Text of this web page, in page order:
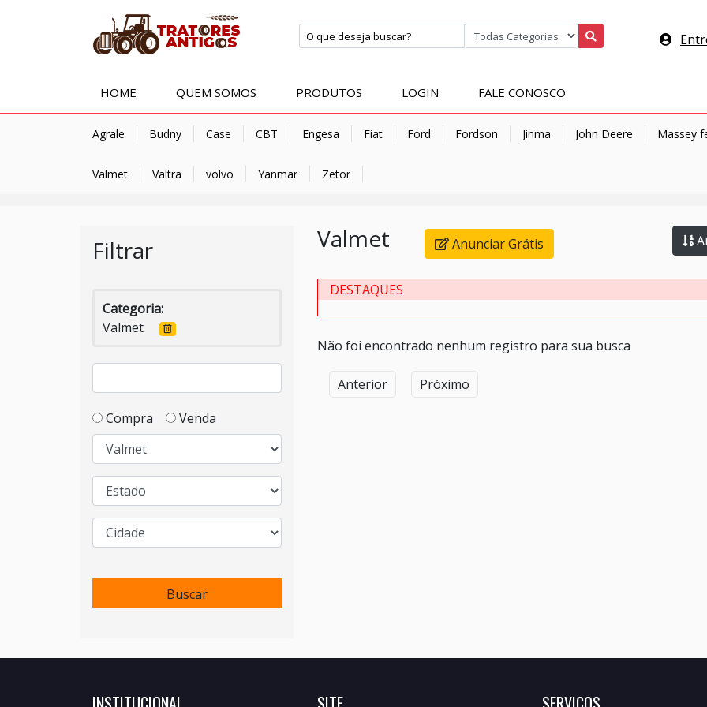
HOME QUEM SOMOS PRODUTOS LOGIN FALE CONOSCO
Agrale Budny Case CBT Engesa Fiat Ford Fordson Jinma John Deere Massey
Valmet Valtra volvo Yanmar Zetor
Filtrar
Categoria:
Valmet
Compra Venda
Buscar
Valmet Anunciar Grátis
DESTAQUES
Não foi encontrado nenhum registro para sua busca
Anterior Próximo